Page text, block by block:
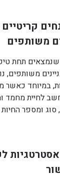
קריטיים
משותפים
שנמצאים תחת
משותפים,
במיוחד כאשר
לחיית מחמד
ומספר החיות